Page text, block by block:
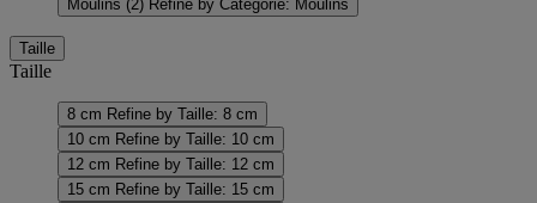
Moulins (2) Refine by Categorie: Moulins
Taille
Taille
8 cm Refine by Taille: 8 cm
10 cm Refine by Taille: 10 cm
12 cm Refine by Taille: 12 cm
15 cm Refine by Taille: 15 cm